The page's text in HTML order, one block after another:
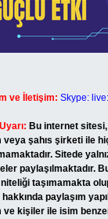
ve İletişim: Skype:
Bu internet
veya şahıs şirketi ile
Sitede
paylaşılmaktadır.
niteliği taşımamakta
paylaşım
ve kişiler ile isim